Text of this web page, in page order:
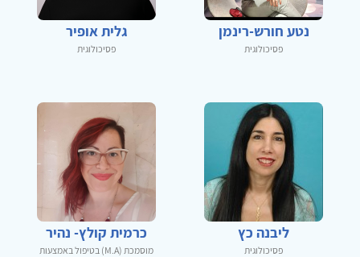
נטע חורש-רינמן
פסיכולוגית
גלית אופיר
פסיכולוגית
ליבנה כץ
פסיכולוגית
כרמית קולץ- נהיר
מוסמכת (M.A) בטיפול באמצעות